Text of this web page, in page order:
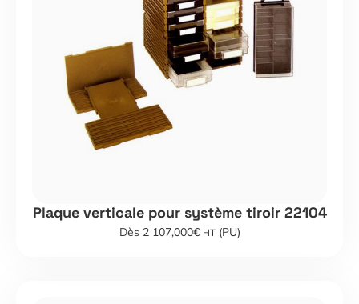
Plaque verticale pour système tiroir 22104
Dès 2 107,000€ HT(PU)